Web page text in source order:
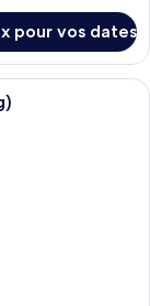
pour vos dates
avec un grand